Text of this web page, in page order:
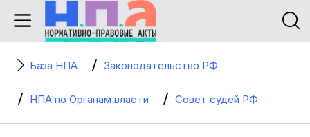
База НПА Законодательство РФ
НПА по Органам власти Совет судей РФ